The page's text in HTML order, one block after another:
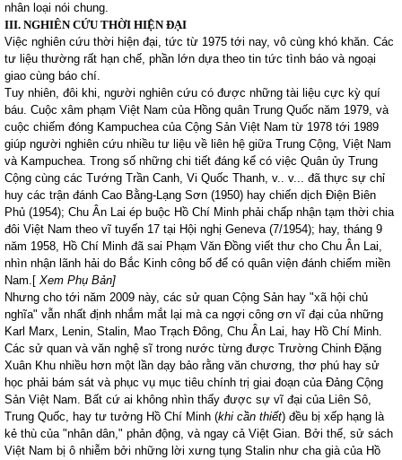
nhân loại nói chung.
III. NGHIÊN CỨU THỜI HIỆN ĐẠI
Việc nghiên cứu thời hiện đại, tức từ 1975 tới nay, vô cùng khó khăn. Các
tư liệu thường rất hạn chế, phần lớn dựa theo tin tức tình báo và ngoại
giao cùng báo chí.
Tuy nhiên, đôi khi, người nghiên cứu có được những tài liệu cực kỳ quí
báu. Cuộc xâm phạm Việt Nam của Hồng quân Trung Quốc năm 1979, và
cuộc chiếm đóng Kampuchea của Cộng Sản Việt Nam từ 1978 tới 1989
giúp người nghiên cứu nhiều tư liệu về liên hệ giữa Trung Cộng, Việt Nam
và Kampuchea. Trong số những chi tiết đáng kể có việc Quân ủy Trung
Cộng cùng các Tướng Trần Canh, Vi Quốc Thanh, v.. v... đã thực sự chỉ
huy các trận đánh Cao Bằng-Lạng Sơn (1950) hay chiến dịch Điện Biên
Phủ (1954); Chu Ân Lai ép buộc Hồ Chí Minh phải chấp nhận tạm thời chia
đôi Việt Nam theo vĩ tuyến 17 tại Hội nghị Geneva (7/1954); hay, tháng 9
năm 1958, Hồ Chí Minh đã sai Phạm Văn Đồng viết thư cho Chu Ân Lai,
nhìn nhận lãnh hải do Bắc Kinh công bố để có quân viện đánh chiếm miền
Nam.[ Xem Phụ Bản]
Nhưng cho tới năm 2009 này, các sử quan Cộng Sản hay "xã hội chủ
nghĩa" vẫn nhất định nhắm mắt lại mà ca ngợi công ơn vĩ đại của những
Karl Marx, Lenin, Stalin, Mao Trạch Đông, Chu Ân Lai, hay Hồ Chí Minh.
Các sử quan và văn nghệ sĩ trong nước từng được Trường Chinh Đặng
Xuân Khu nhiều hơn một lần dạy bảo rằng văn chương, thơ phú hay sử
học phải bám sát và phục vụ mục tiêu chính trị giai đoạn của Đảng Cộng
Sản Việt Nam. Bất cứ ai không nhìn thấy được sự vĩ đại của Liên Sô,
Trung Quốc, hay tư tưởng Hồ Chí Minh (khi cần thiết) đều bị xếp hạng là
kẻ thù của "nhân dân," phản động, và ngay cả Việt Gian. Bởi thế, sử sách
Việt Nam bị ô nhiễm bởi những lời xưng tụng Stalin như cha già của Hồ